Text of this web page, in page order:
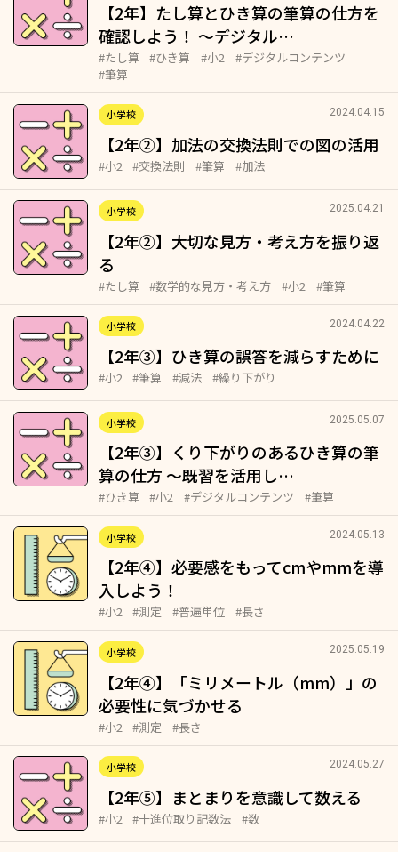
【2年】たし算とひき算の筆算の仕方を
確認しよう！ ～デジタル…
#たし算 #ひき算 #小2
#デジタルコンテンツ
#筆算
小学校 2024.04.15
【2年②】加法の交換法則での図の活用
#小2 #交換法則 #筆算 #加法
小学校 2025.04.21
【2年②】大切な見方・考え方を振り返
る
#たし算 #数学的な見方・考え方 #小2 #筆算
小学校 2024.04.22
【2年③】ひき算の誤答を減らすために
#小2 #筆算 #減法 #繰り下がり
小学校 2025.05.07
【2年③】くり下がりのあるひき算の筆
算の仕方 ～既習を活用し…
#ひき算 #小2 #デジタルコンテンツ #筆算
小学校 2024.05.13
【2年④】必要感をもってcmやmmを導
入しよう！
#小2 #測定 #普遍単位 #長さ
小学校 2025.05.19
【2年④】「ミリメートル（mm）」の
必要性に気づかせる
#小2 #測定 #長さ
小学校 2024.05.27
【2年⑤】まとまりを意識して数える
#小2 #十進位取り記数法 #数